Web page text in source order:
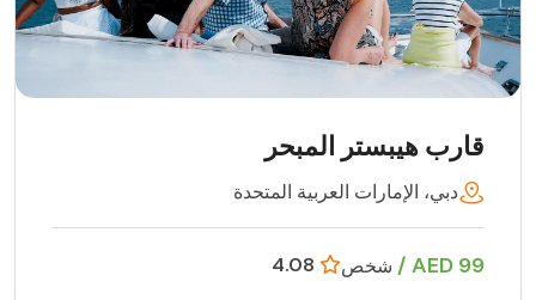
قارب هيبستر المبحر
دبي، الإمارات العربية المتحدة
99 AED / شخص